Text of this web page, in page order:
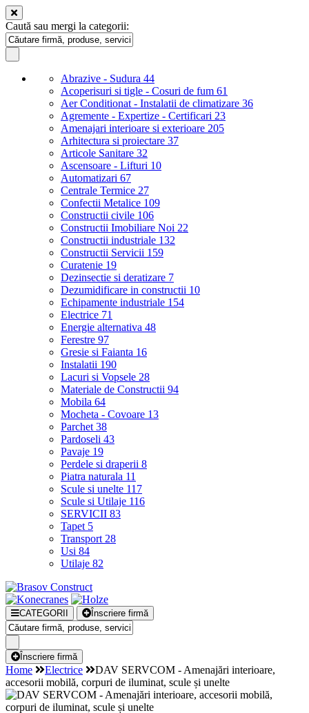
Caută sau mergi la categorii:
Abrazive - Sudura 44
Acoperisuri si tigle - Cosuri de fum 61
Aer Conditionat - Instalatii de climatizare 36
Agremente - Expertize - Certificari 23
Amenajari interioare si exterioare 205
Arhitectura si proiectare 37
Articole Sanitare 32
Ascensoare - Lifturi 10
Automatizari 67
Centrale Termice 27
Confectii Metalice 109
Constructii civile 106
Constructii Imobiliare Noi 22
Constructii industriale 132
Constructii Servicii 159
Curatenie 19
Dezinsectie si deratizare 7
Dezumidificare in constructii 10
Echipamente industriale 154
Electrice 71
Energie alternativa 48
Ferestre 97
Gresie si Faianta 16
Instalatii 190
Lacuri si Vopsele 28
Materiale de Constructii 94
Mobila 64
Mocheta - Covoare 13
Parchet 38
Pardoseli 43
Pavaje 19
Perdele si draperii 8
Piatra naturala 11
Scule si unelte 117
Scule si Utilaje 116
SERVICII 83
Tapet 5
Transport 28
Usi 84
Utilaje 82
CATEGORII Înscriere firmă
Înscriere firmă
Home Electrice
DAV SERVCOM - Amenajări interioare,
accesorii mobilă, corpuri de iluminat, scule și unelte